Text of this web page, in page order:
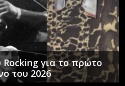
για το πρώτο
του 2026